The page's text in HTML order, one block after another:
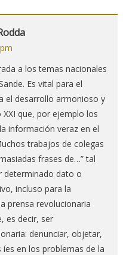
a los temas nacionales
Es vital para el
el desarrollo armonioso y
que, por ejemplo los
información veraz en el
trabajos de colegas
frases de…” tal
determinado dato o
incluso para la
prensa revolucionaria
es decir, ser
denunciar, objetar,
en los problemas de la